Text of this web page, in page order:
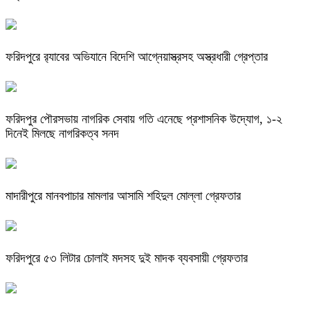
ফরিদপুরে র‌্যাবের অভিযানে বিদেশি আগ্নেয়াস্ত্রসহ অস্ত্রধারী গ্রেপ্তার
ফরিদপুর পৌরসভায় নাগরিক সেবায় গতি এনেছে প্রশাসনিক উদ্যোগ, ১-২
দিনেই মিলছে নাগরিকত্ব সনদ
মাদারীপুরে মানবপাচার মামলার আসামি শহিদুল মোল্লা গ্রেফতার
ফরিদপুরে ৫৩ লিটার চোলাই মদসহ দুই মাদক ব্যবসায়ী গ্রেফতার